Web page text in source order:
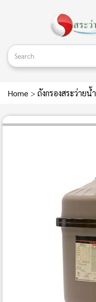
Home > ถังกรองสระว่ายน้ำ